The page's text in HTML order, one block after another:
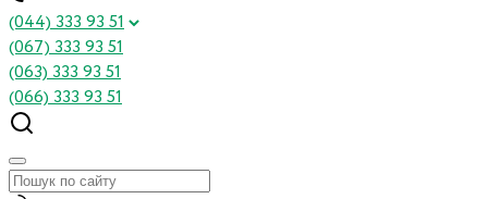
(044) 333 93 51
(067) 333 93 51
(063) 333 93 51
(066) 333 93 51